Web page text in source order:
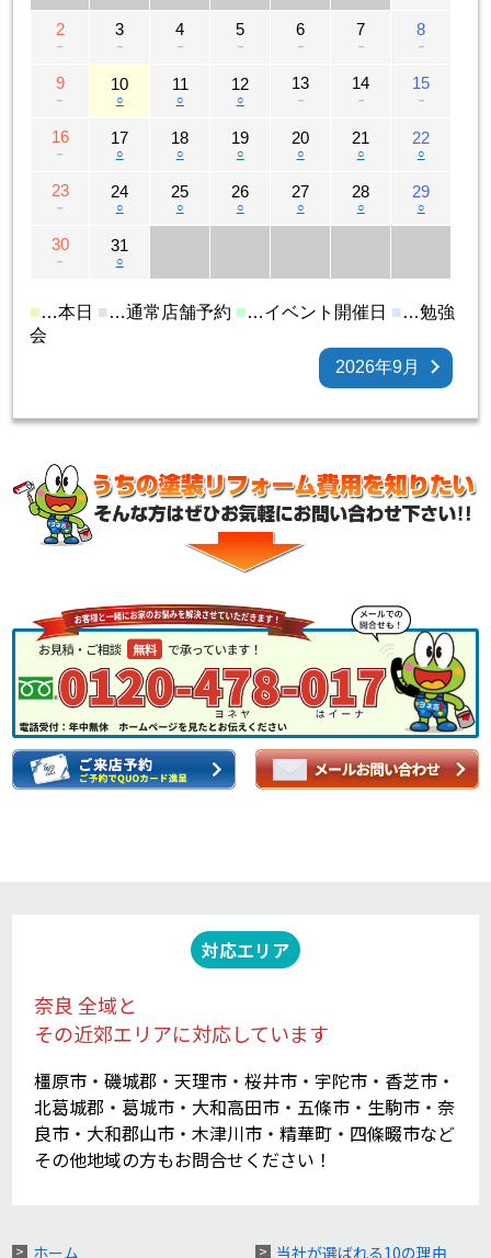
2
－
3
－
4
－
5
－
6
－
7
－
8
－
9
－
10
○
11
○
12
○
13
－
14
－
15
－
16
－
17
○
18
○
19
○
20
○
21
○
22
○
23
－
24
○
25
○
26
○
27
○
28
○
29
○
30
－
31
○
■…本日 ■ …通常店舗予約 ■…イベント開催日 ■…勉強
会
2026年9月
対応エリア
奈良 全域と
その近郊エリアに対応しています
橿原市・磯城郡・天理市・桜井市・宇陀市・香芝市・
北葛城郡・葛城市・大和高田市・五條市・生駒市・奈
良市・大和郡山市・木津川市・精華町・四條畷市など
その他地域の方もお問合せください！
ホーム 当社が選ばれる10の理由